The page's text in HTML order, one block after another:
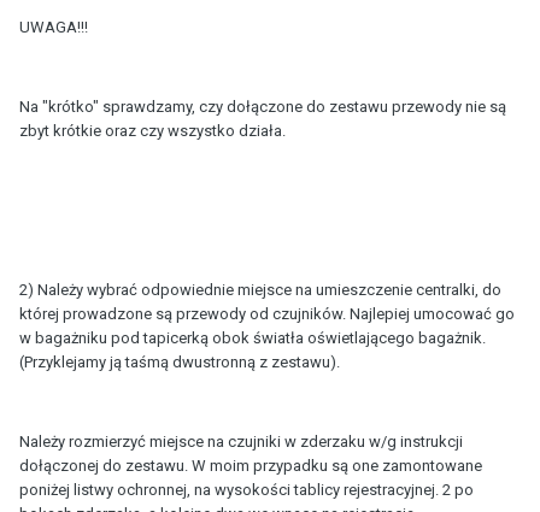
UWAGA!!!
Na "krótko" sprawdzamy, czy dołączone do zestawu przewody nie są
zbyt krótkie oraz czy wszystko działa.
2) Należy wybrać odpowiednie miejsce na umieszczenie centralki, do
której prowadzone są przewody od czujników. Najlepiej umocować go
w bagażniku pod tapicerką obok światła oświetlającego bagażnik.
(Przyklejamy ją taśmą dwustronną z zestawu).
Należy rozmierzyć miejsce na czujniki w zderzaku w/g instrukcji
dołączonej do zestawu. W moim przypadku są one zamontowane
poniżej listwy ochronnej, na wysokości tablicy rejestracyjnej. 2 po